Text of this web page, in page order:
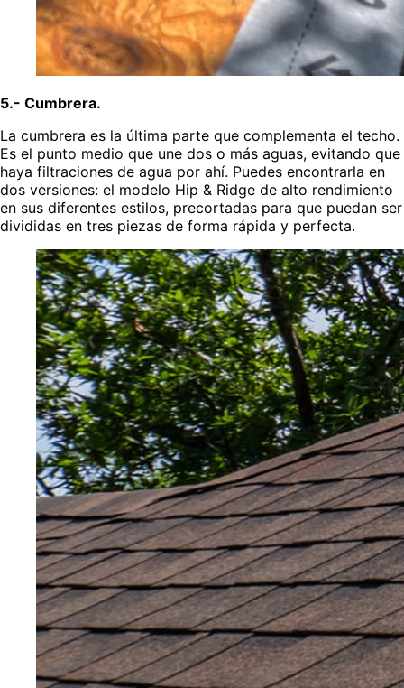
5.- Cumbrera.
La cumbrera es la última parte que complementa el techo.
Es el punto medio que une dos o más aguas, evitando que
haya filtraciones de agua por ahí. Puedes encontrarla en
dos versiones: el modelo Hip & Ridge de alto rendimiento
en sus diferentes estilos, precortadas para que puedan ser
divididas en tres piezas de forma rápida y perfecta.